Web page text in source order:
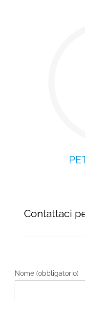
Contattaci
Nome (obbligatorio)